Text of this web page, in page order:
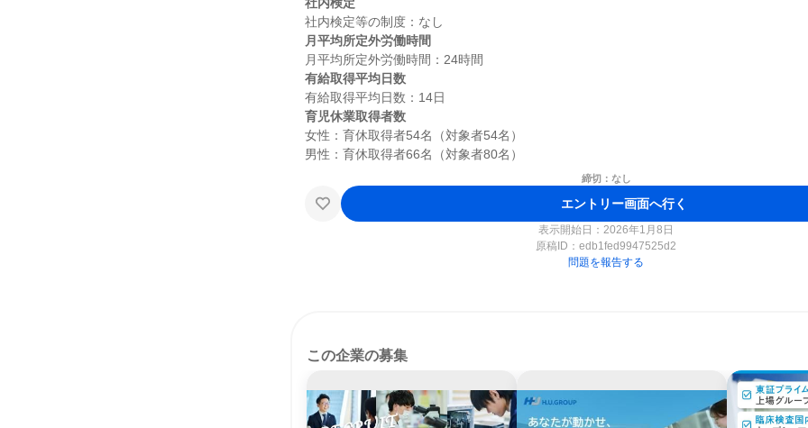
月平均所定外労働時間
有給取得平均日数
育児休業取得者数
女性：育休取得者54名（対象者54名）
締切：なし
エントリー画面へ行く
表示開始日：2026年1月8日
原稿ID： edb1fed9947525d2
問題を報告する
この企業の募集